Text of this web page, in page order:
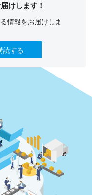
けします！
情報をお届けしま
読する